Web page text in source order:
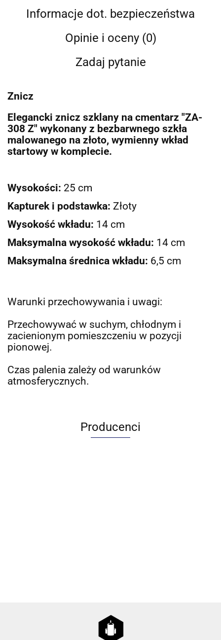
Informacje dot. bezpieczeństwa
Opinie i oceny (0)
Zadaj pytanie
Znicz
Elegancki znicz szklany na cmentarz "ZA-
308 Z" wykonany z bezbarwnego szkła
malowanego na złoto, wymienny wkład
startowy w komplecie.
Wysokości: 25 cm
Kapturek i podstawka: Złoty
Wysokość wkładu: 14 cm
Maksymalna wysokość wkładu: 14 cm
Maksymalna średnica wkładu: 6,5 cm
Warunki przechowywania i uwagi:
Przechowywać w suchym, chłodnym i
zacienionym pomieszczeniu w pozycji
pionowej.
Czas palenia zależy od warunków
atmosferycznych.
Producenci